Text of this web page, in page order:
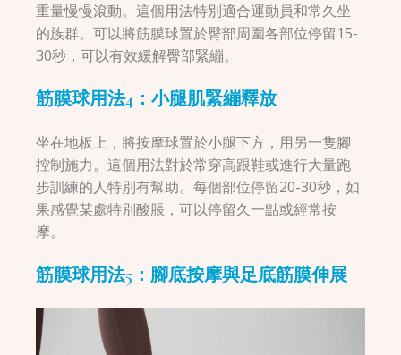
重量慢慢滾動。這個用法特別適合運動員和常久坐
的族群。可以將筋膜球置於臀部周圍各部位停留15-
30秒，可以有效緩解臀部緊繃。
筋膜球用法4：小腿肌緊繃釋放
坐在地板上，將按摩球置於小腿下方，用另一隻腳
控制施力。這個用法對於常穿高跟鞋或進行大量跑
步訓練的人特別有幫助。每個部位停留20-30秒，如
果感覺某處特別酸脹，可以停留久一點或經常按
摩。
筋膜球用法5：腳底按摩與足底筋膜伸展